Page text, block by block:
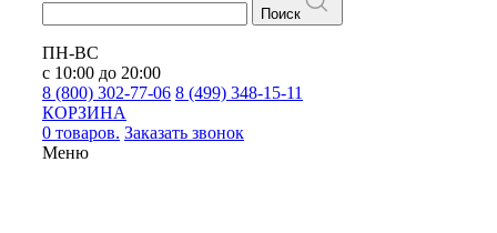
Поиск
ПН-ВС
с 10:00 до 20:00
8 (800) 302-77-06 8 (499) 348-15-11
КОРЗИНА
0 товаров. Заказать звонок
Меню